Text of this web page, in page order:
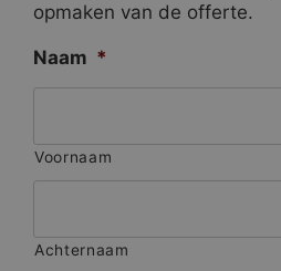
opmaken van de offerte.
Naam *
Voornaam
Achternaam